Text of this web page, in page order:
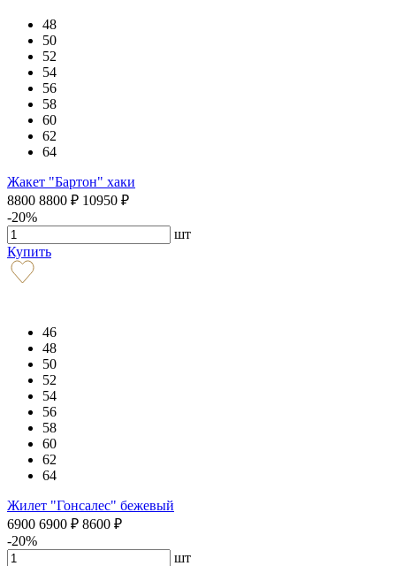
48
50
52
54
56
58
60
62
64
Жакет "Бартон" хаки
8800 8800 ₽ 10950 ₽
-20%
шт
Купить
46
48
50
52
54
56
58
60
62
64
Жилет "Гонсалес" бежевый
6900 6900 ₽ 8600 ₽
-20%
шт